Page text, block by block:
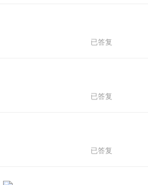
已答复
已答复
已答复